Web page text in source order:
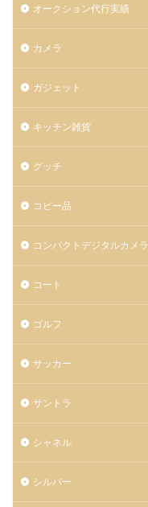
オークション代行実績
カメラ
ガジェット
キッチン雑貨
グッチ
コピー品
コンパクトデジタルカメラ
コート
ゴルフ
サッカー
サントラ
シャネル
シルバー